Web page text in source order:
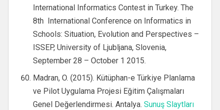
International Informatics Contest in Turkey. The
8th International Conference on Informatics in
Schools: Situation, Evolution and Perspectives –
ISSEP, University of Ljubljana, Slovenia,
September 28 – October 1 2015.
Madran, O. (2015). Kütüphan-e Türkiye Planlama
ve Pilot Uygulama Projesi Eğitim Çalışmaları
Genel Değerlendirmesi. Antalya. Sunuş Slaytları